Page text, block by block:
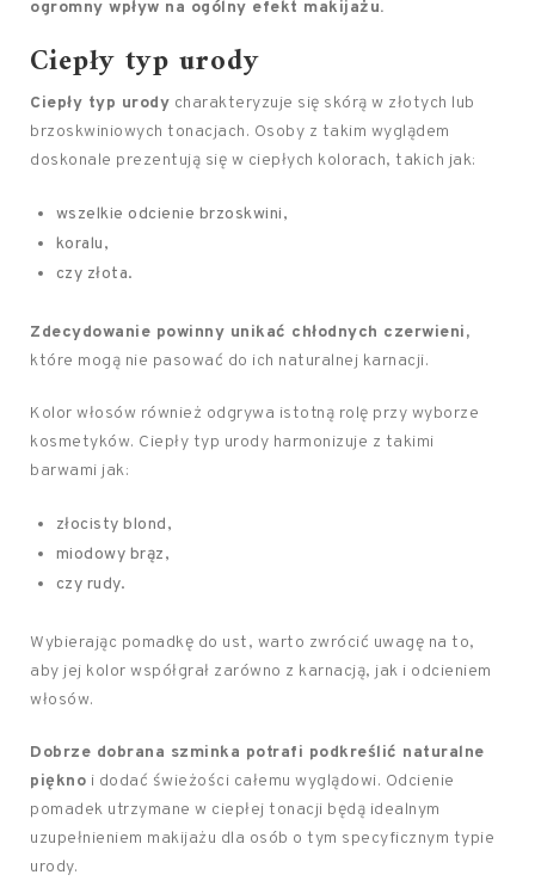
ogromny wpływ na ogólny efekt makijażu.
Ciepły typ urody
Ciepły typ urody charakteryzuje się skórą w złotych lub
brzoskwiniowych tonacjach. Osoby z takim wyglądem
doskonale prezentują się w ciepłych kolorach, takich jak:
wszelkie odcienie brzoskwini,
koralu,
czy złota.
Zdecydowanie powinny unikać chłodnych czerwieni,
które mogą nie pasować do ich naturalnej karnacji.
Kolor włosów również odgrywa istotną rolę przy wyborze
kosmetyków. Ciepły typ urody harmonizuje z takimi
barwami jak:
złocisty blond,
miodowy brąz,
czy rudy.
Wybierając pomadkę do ust, warto zwrócić uwagę na to,
aby jej kolor współgrał zarówno z karnacją, jak i odcieniem
włosów.
Dobrze dobrana szminka potrafi podkreślić naturalne
piękno i dodać świeżości całemu wyglądowi. Odcienie
pomadek utrzymane w ciepłej tonacji będą idealnym
uzupełnieniem makijażu dla osób o tym specyficznym typie
urody.